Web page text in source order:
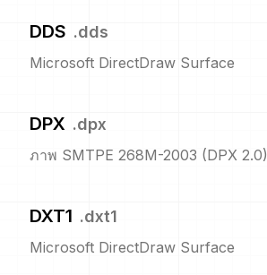
DDS .dds
Microsoft DirectDraw Surface
DPX .dpx
ภาพ SMTPE 268M-2003 (DPX 2.0)
DXT1 .dxt1
Microsoft DirectDraw Surface